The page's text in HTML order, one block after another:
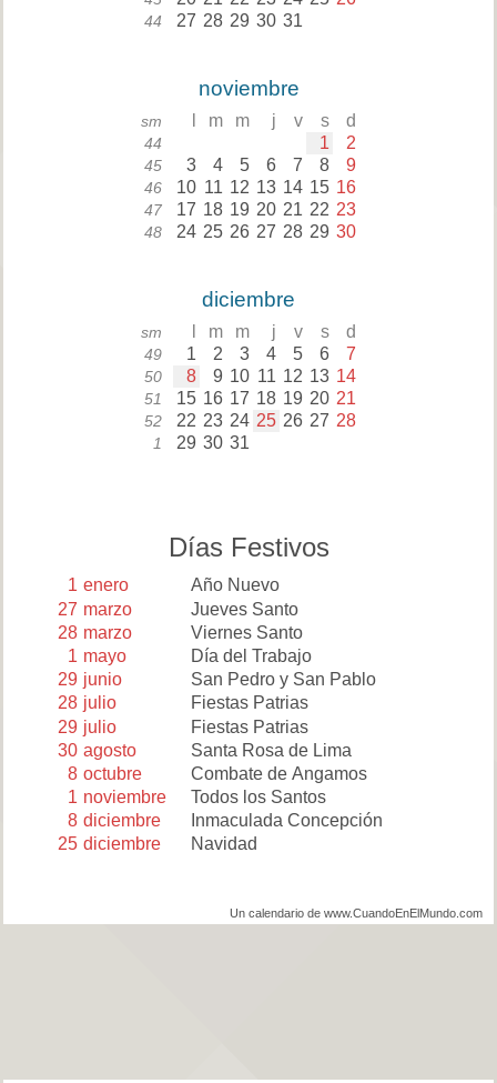
44 27 28 29 30 31
noviembre
sm m m j v s d
44 1 2
45 3 4 5 6 7 8 9
46 10 11 12 13 14 15 16
47 17 18 19 20 21 22 23
48 24 25 26 27 28 29 30
diciembre
sm m m j v s d
49 1 2 3 4 5 6 7
50 8 9 10 11 12 13 14
51 15 16 17 18 19 20 21
52 22 23 24 25 26 27 28
1 29 30 31
Días Festivos
1 enero
Año Nuevo
27 marzo
Jueves Santo
28 marzo
Viernes Santo
1 mayo
Día del Trabajo
29 junio
San Pedro y San Pablo
28 julio
Fiestas Patrias
29 julio
Fiestas Patrias
30 agosto
Santa Rosa de Lima
8 octubre
Combate de Angamos
1 noviembre
Todos los Santos
8 diciembre
Inmaculada Concepción
25 diciembre Navidad
Un calendario de www.CuandoEnElMundo.com